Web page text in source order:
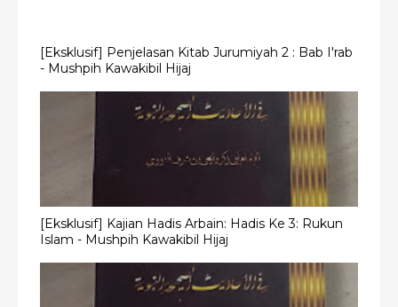
[Eksklusif] Penjelasan Kitab Jurumiyah 2 : Bab I'rab
- Mushpih Kawakibil Hijaj
[Eksklusif] Kajian Hadis Arbain: Hadis Ke 3: Rukun
Islam - Mushpih Kawakibil Hijaj